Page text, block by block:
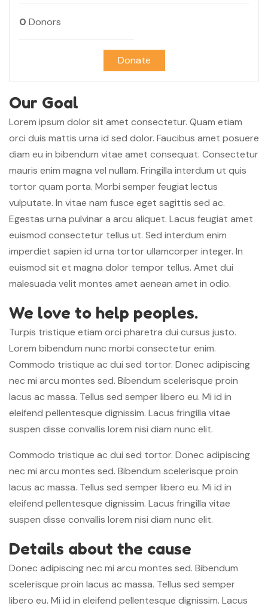
0 Donors
Donate
Our Goal
Lorem ipsum dolor sit amet consectetur. Quam etiam
orci duis mattis urna id sed dolor. Faucibus amet posuere
diam eu in bibendum vitae amet consequat. Consectetur
mauris enim magna vel nullam. Fringilla interdum ut quis
tortor quam porta. Morbi semper feugiat lectus
vulputate. In vitae nam fusce eget sagittis sed ac.
Egestas urna pulvinar a arcu aliquet. Lacus feugiat amet
euismod consectetur tellus ut. Sed interdum enim
imperdiet sapien id urna tortor ullamcorper integer. In
euismod sit et magna dolor tempor tellus. Amet dui
malesuada velit montes amet aenean amet in odio.
We love to help peoples.
Turpis tristique etiam orci pharetra dui cursus justo.
Lorem bibendum nunc morbi consectetur enim.
Commodo tristique ac dui sed tortor. Donec adipiscing
nec mi arcu montes sed. Bibendum scelerisque proin
lacus ac massa. Tellus sed semper libero eu. Mi id in
eleifend pellentesque dignissim. Lacus fringilla vitae
suspen disse convallis lorem nisi diam nunc elit.
Commodo tristique ac dui sed tortor. Donec adipiscing
nec mi arcu montes sed. Bibendum scelerisque proin
lacus ac massa. Tellus sed semper libero eu. Mi id in
eleifend pellentesque dignissim. Lacus fringilla vitae
suspen disse convallis lorem nisi diam nunc elit.
Details about the cause
Donec adipiscing nec mi arcu montes sed. Bibendum
scelerisque proin lacus ac massa. Tellus sed semper
libero eu. Mi id in eleifend pellentesque dignissim. Lacus